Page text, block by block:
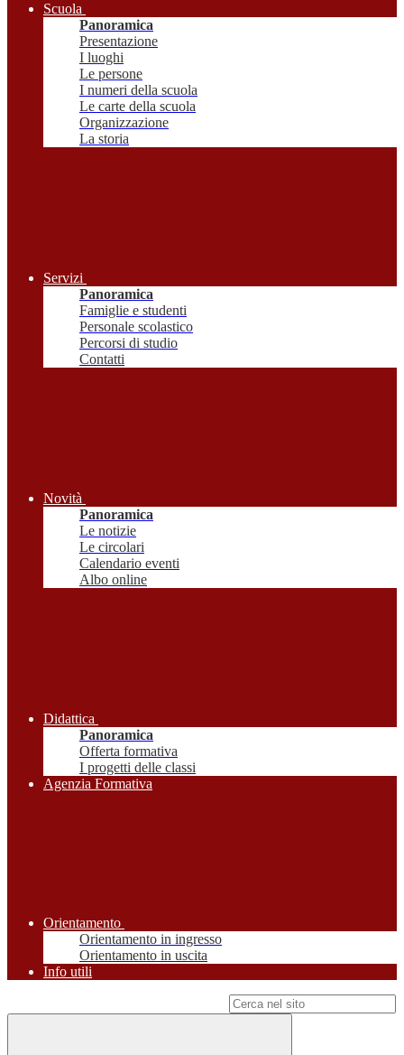
Scuola
Panoramica
Presentazione
I luoghi
Le persone
I numeri della scuola
Le carte della scuola
Organizzazione
La storia
Servizi
Panoramica
Famiglie e studenti
Personale scolastico
Percorsi di studio
Contatti
Novità
Panoramica
Le notizie
Le circolari
Calendario eventi
Albo online
Didattica
Panoramica
Offerta formativa
I progetti delle classi
Agenzia Formativa
Orientamento
Orientamento in ingresso
Orientamento in uscita
Info utili